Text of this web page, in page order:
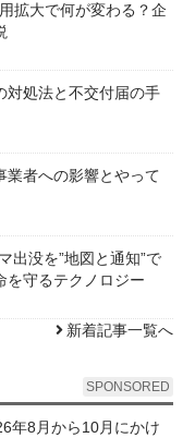
拡大で何が変わる？企
対処法と不交付届の手
業者への影響とやって
出没を”地図と通知”で
を守るテクノロジー
新着記事一覧へ
SPONSORED
年8月から10月にかけ